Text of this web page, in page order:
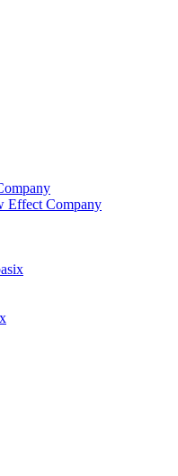
Effect Company